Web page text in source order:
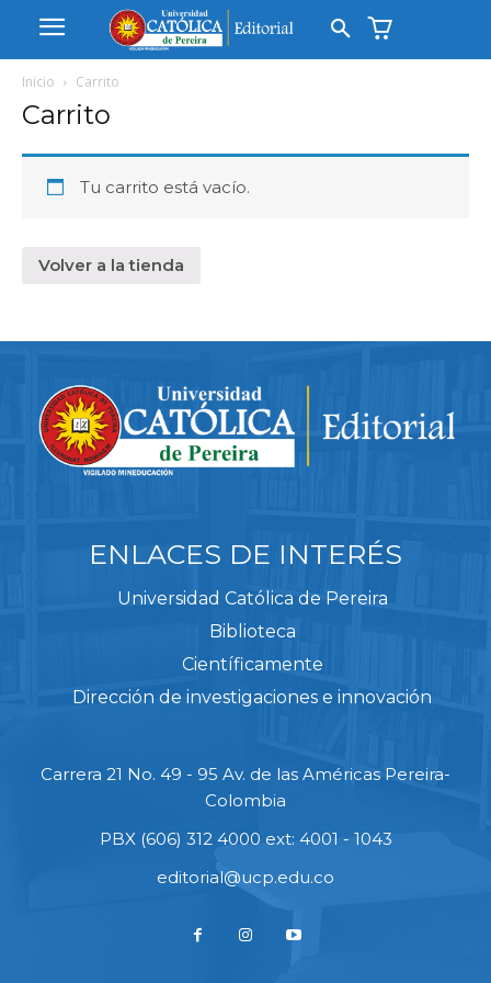
Inicio Carrito
Carrito
Tu carrito está vacío.
Volver a la tienda
ENLACES DE INTERÉS
Universidad Católica de Pereira
Biblioteca
Científicamente
Dirección de investigaciones e innovación
Carrera 21 No. 49 - 95 Av. de las Américas Pereira-
Colombia
PBX (606) 312 4000 ext: 4001 - 1043
editorial@ucp.edu.co